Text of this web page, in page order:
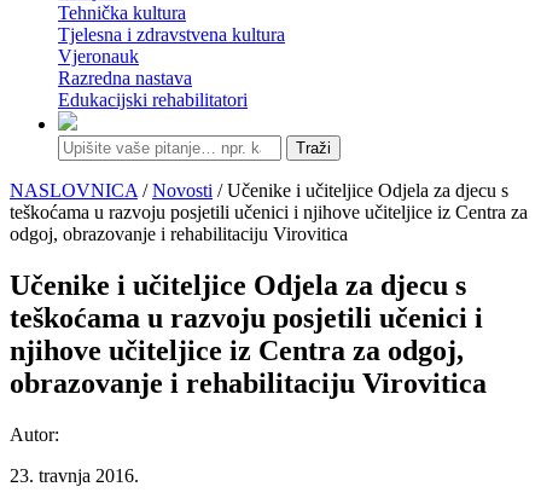
Tehnička kultura
Tjelesna i zdravstvena kultura
Vjeronauk
Razredna nastava
Edukacijski rehabilitatori
Traži
NASLOVNICA /Novosti / Učenike i učiteljice Odjela za djecu s
teškoćama u razvoju posjetili učenici i njihove učiteljice iz Centra za
odgoj, obrazovanje i rehabilitaciju Virovitica
Učenike i učiteljice Odjela za djecu s
teškoćama u razvoju posjetili učenici i
njihove učiteljice iz Centra za odgoj,
obrazovanje i rehabilitaciju Virovitica
Autor:
23. travnja 2016.